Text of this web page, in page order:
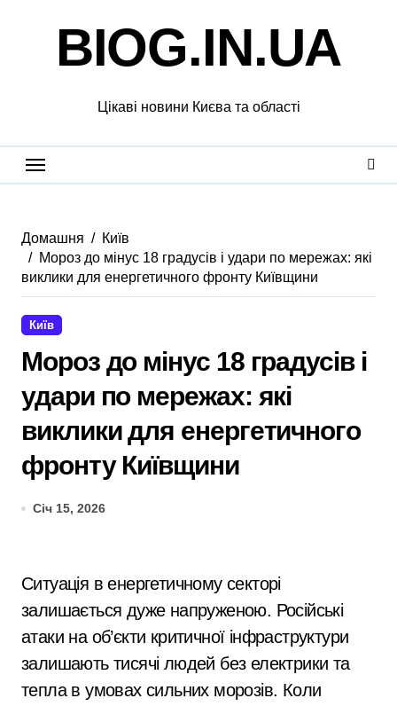
BIOG.IN.UA
Цікаві новини Києва та області
Домашня
Київ
Мороз до мінус 18 градусів і удари по мережах: які
виклики для енергетичного фронту Київщини
Київ
Мороз до мінус 18 градусів і
удари по мережах: які
виклики для енергетичного
фронту Київщини
Січ 15, 2026
Ситуація в енергетичному секторі
залишається дуже напруженою. Російські
атаки на об’єкти критичної інфраструктури
залишають тисячі людей без електрики та
тепла в умовах сильних морозів. Коли